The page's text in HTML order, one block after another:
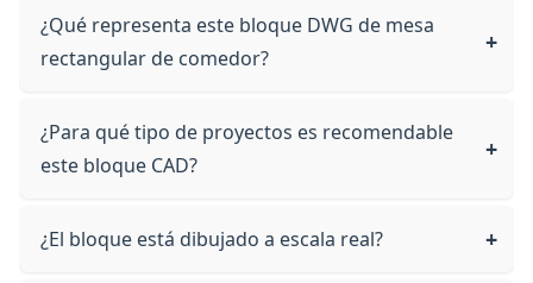
¿Qué representa este bloque DWG de mesa
rectangular de comedor?
¿Para qué tipo de proyectos es recomendable
este bloque CAD?
¿El bloque está dibujado a escala real?